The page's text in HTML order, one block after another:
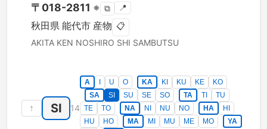
〒 018-2811 ※ ⧉ 📍
秋田県 能代市 産物 📋
AKITA KEN NOSHIRO SHI SAMBUTSU
↑ SI 14
A U O KA KI KU KE
KO
SA
SI SU SE SO TA TI
TU
TE
TO NA NI NU NO HA
HI
HU
HO MA MI MU ME MO
YA